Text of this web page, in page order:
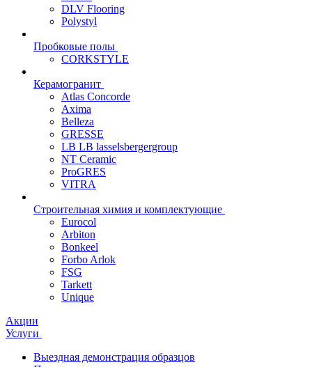
DLV Flooring
Polystyl
Пробковые полы
CORKSTYLE
Керамогранит
Atlas Concorde
Axima
Belleza
GRESSE
LB LB lasselsbergergroup
NT Ceramic
ProGRES
VITRA
Строительная химия и комплектующие
Eurocol
Arbiton
Bonkeel
Forbo Arlok
FSG
Tarkett
Unique
Акции
Услуги
Выездная демонстрация образцов